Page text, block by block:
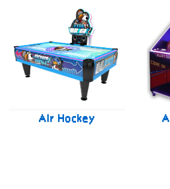
Air Hockey